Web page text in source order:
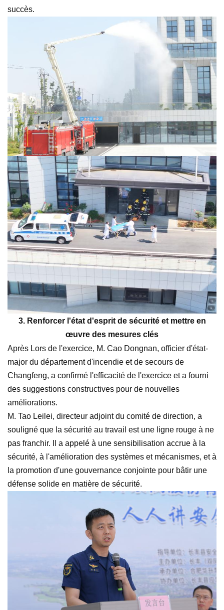
succès.
3. Renforcer l'état d'esprit de sécurité et mettre en
œuvre des mesures clés
Après Lors de l'exercice, M. Cao Dongnan, officier d'état-
major du département d'incendie et de secours de
Changfeng, a confirmé l'efficacité de l'exercice et a fourni
des suggestions constructives pour de nouvelles
améliorations.
M. Tao Leilei, directeur adjoint du comité de direction, a
souligné que la sécurité au travail est une ligne rouge à ne
pas franchir. Il a appelé à une sensibilisation accrue à la
sécurité, à l'amélioration des systèmes et mécanismes, et à
la promotion d'une gouvernance conjointe pour bâtir une
défense solide en matière de sécurité.